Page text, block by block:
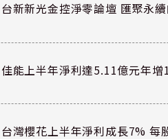
台新新光金控淨零論壇 匯聚永
佳能上半年淨利達5.11億元年
台灣櫻花上半年淨利成長7% 每